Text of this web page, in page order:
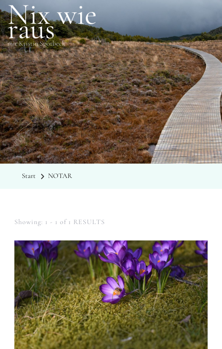
Nix wie
raus
mit Kristin Sporbeck
SCHLAGWÖRTER
NOTAR
Start NOTAR
Showing: 1 - 1 of 1 RESULTS